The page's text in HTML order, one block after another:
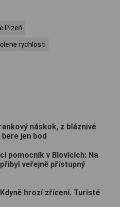
Plzeň
rychlosti
náskok, z bláznivé
jen bod
pomocník v Blovicích: Na
veřejně přístupný
hrozí zřícení. Turisté